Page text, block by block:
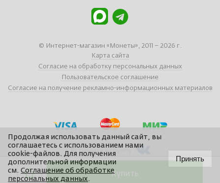
Купить
© Интернет-магазин «Монеты», 2011 – 2026 г.
Карта сайта
Согласие на обработку персональных данных
Пользовательское соглашение
Согласие на получение рекламно-информационных материалов
Вступайте в группу
Сайт отчеканен в Braind
Продолжая использовать данный сайт, вы
соглашаетесь с использованием нами
cookie-файлов. Для получения
дополнительной информации
см.Соглашение об обработке
персональных данных.
Принять